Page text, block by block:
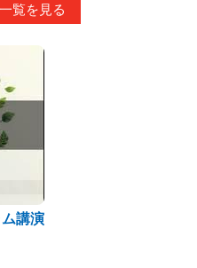
一覧を見る
講演